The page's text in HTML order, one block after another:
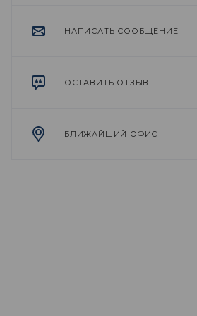
НАПИСАТЬ СООБЩЕНИЕ
ОСТАВИТЬ ОТЗЫВ
БЛИЖАЙШИЙ ОФИС